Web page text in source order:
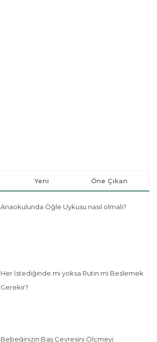
Yeni Öne Çıkan
Anaokulunda Öğle Uykusu nasıl olmalı?
Her İstediğinde mi yoksa Rutin mi Beslemek
Gerekir?
Bebeğinizin Baş Çevresini Ölçmeyi